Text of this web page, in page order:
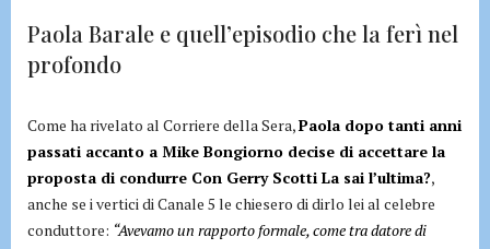
Paola Barale e quell’episodio che la ferì nel
profondo
Come ha rivelato al Corriere della Sera,Paola dopo tanti anni
passati accanto a Mike Bongiorno decise di accettare la
proposta di condurre Con Gerry Scotti La sai l’ultima?,
anche se i vertici di Canale 5 le chiesero di dirlo lei al celebre
conduttore: “Avevamo un rapporto formale, come tra datore di